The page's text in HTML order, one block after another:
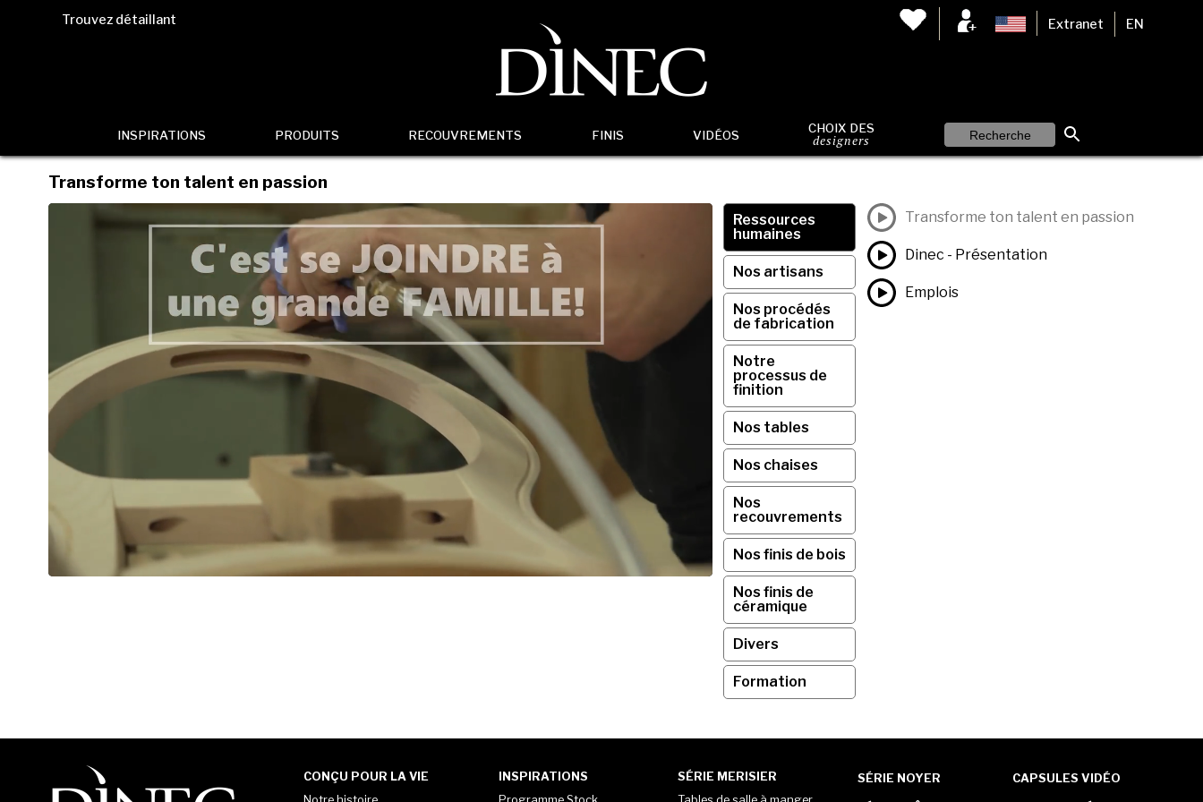
Trouvez détaillant Extranet EN
INSPIRATIONS PRODUITS RECOUVREMENTS FINIS VIDÉOS CHOIX DES
designers
Transforme ton talent en passion
Ressources
humaines
Nos artisans
Nos procédés
de fabrication
Notre
processus de
finition
Nos tables
Nos chaises
Nos
recouvrements
Nos finis de bois
Nos finis de
céramique
Divers
Formation
Transforme ton talent en passion
Dinec - Présentation
Emplois
CONÇU POUR LA VIE INSPIRATIONS SÉRIE MERISIER SÉRIE NOYER CAPSULES VIDÉO